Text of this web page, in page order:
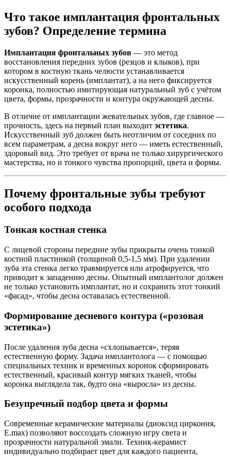
Что такое имплантация фронтальных
зубов? Определение термина
Имплантация фронтальных зубов — это метод
восстановления передних зубов (резцов и клыков), при
котором в костную ткань челюсти устанавливается
искусственный корень (имплантат), а на него фиксируется
коронка, полностью имитирующая натуральный зуб с учётом
цвета, формы, прозрачности и контура окружающей десны.
В отличие от имплантации жевательных зубов, где главное —
прочность, здесь на первый план выходит эстетика.
Искусственный зуб должен быть неотличим от соседних по
всем параметрам, а десна вокруг него — иметь естественный,
здоровый вид. Это требует от врача не только хирургического
мастерства, но и тонкого чувства пропорций, цвета и формы.
Почему фронтальные зубы требуют
особого подхода
Тонкая костная стенка
С лицевой стороны передние зубы прикрыты очень тонкой
костной пластинкой (толщиной 0,5-1,5 мм). При удалении
зуба эта стенка легко травмируется или атрофируется, что
приводит к западению десны. Опытный имплантолог должен
не только установить имплантат, но и сохранить этот тонкий
«фасад», чтобы десна оставалась естественной.
Формирование десневого контура («розовая
эстетика»)
После удаления зуба десна «схлопывается», теряя
естественную форму. Задача имплантолога — с помощью
специальных техник и временных коронок сформировать
естественный, красивый контур мягких тканей, чтобы
коронка выглядела так, будто она «выросла» из десны.
Безупречный подбор цвета и формы
Современные керамические материалы (диоксид циркония,
E.max) позволяют воссоздать сложную игру света и
прозрачности натуральной эмали. Техник-керамист
индивидуально подбирает цвет для каждого пациента,